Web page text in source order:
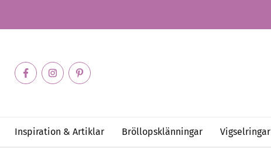
Inspiration & Artiklar Bröllopsklänningar Vigselringar